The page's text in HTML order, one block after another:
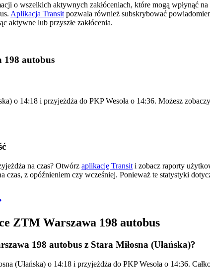
o wszelkich aktywnych zakłóceniach, które mogą wpłynąć
Aplikacja Transit pozwala również subskrybować
aktywne lub przyszłe zakłócenia.
198 autobus
o 14:18 i przyjeżdża do PKP Wesoła o 14:36. Możesz
na czas? Otwórz aplikację Transit i zobacz raporty
czas, z opóźnieniem czy wcześniej. Ponieważ te statystyki
ZTM Warszawa 198 autobus
198 autobus z Stara Miłosna (Ułańska)?
(Ułańska) o 14:18 i przyjeżdża do PKP Wesoła o 14:36.